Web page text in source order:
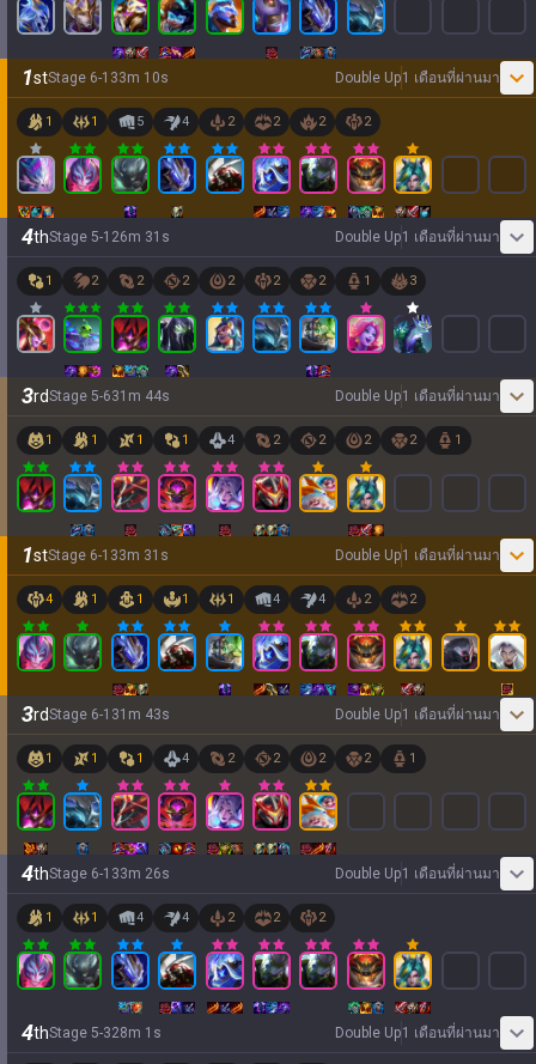
1stStage 6-1 33m 10s Double Up1 เดือนที่ผ่านมา
1 1 5 4 2 2 2 2
4thStage 5-1 26m 31 s Double Up1 เดือนที่ผ่านมา
1 2 2 2 2 2 2 1 3
3rdStage 5-631 m 44s Double Up1 เดือนที่ผ่านมา
1 1 1 1 4 2 2 2 2 1
1stStage 6-1 33m 31 s Double Up1 เดือนที่ผ่านมา
4 1 1 1 1 4 4 2 2
3rdStage 6-1 31 m 43s Double Up1 เดือนที่ผ่านมา
1 1 1 4 2 2 2 2 1
4thStage 6-1 33m 26s Double Up1 เดือนที่ผ่านมา
1 1 4 4 2 2 2
4thStage 5-328m 1 s Double Up1 เดือนที่ผ่านมา